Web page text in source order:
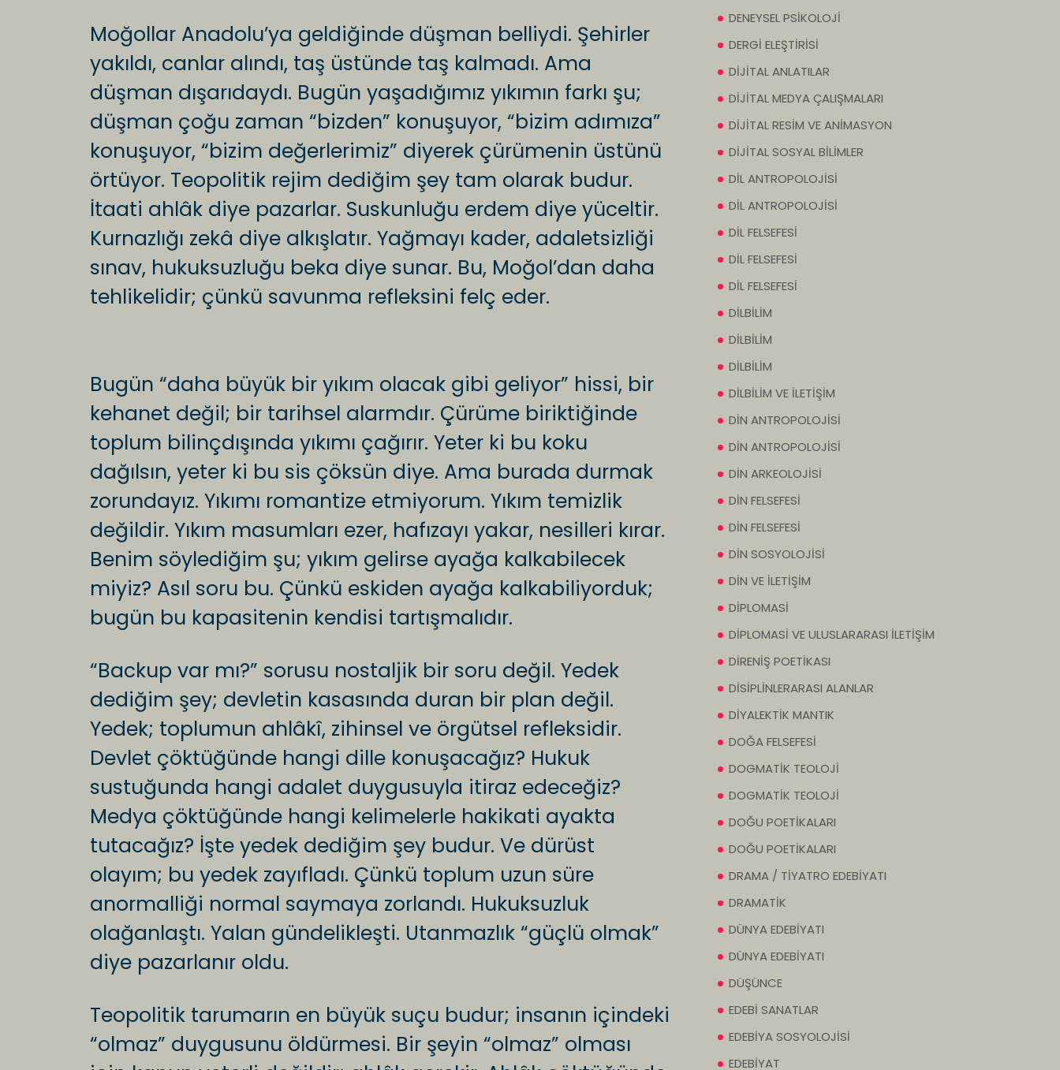
Moğollar Anadolu’ya geldiğinde düşman belliydi. Şehirler
yakıldı, canlar alındı, taş üstünde taş kalmadı. Ama
düşman dışarıdaydı. Bugün yaşadığımız yıkımın farkı şu;
düşman çoğu zaman “bizden” konuşuyor, “bizim adımıza”
konuşuyor, “bizim değerlerimiz” diyerek çürümenin üstünü
örtüyor. Teopolitik rejim dediğim şey tam olarak budur.
İtaati ahlâk diye pazarlar. Suskunluğu erdem diye yüceltir.
Kurnazlığı zekâ diye alkışlatır. Yağmayı kader, adaletsizliği
sınav, hukuksuzluğu beka diye sunar. Bu, Moğol’dan daha
tehlikelidir; çünkü savunma refleksini felç eder.
Bugün “daha büyük bir yıkım olacak gibi geliyor” hissi, bir
kehanet değil; bir tarihsel alarmdır. Çürüme biriktiğinde
toplum bilinçdışında yıkımı çağırır. Yeter ki bu koku
dağılsın, yeter ki bu sis çöksün diye. Ama burada durmak
zorundayız. Yıkımı romantize etmiyorum. Yıkım temizlik
değildir. Yıkım masumları ezer, hafızayı yakar, nesilleri kırar.
Benim söylediğim şu; yıkım gelirse ayağa kalkabilecek
miyiz? Asıl soru bu. Çünkü eskiden ayağa kalkabiliyorduk;
bugün bu kapasitenin kendisi tartışmalıdır.
“Backup var mı?” sorusu nostaljik bir soru değil. Yedek
dediğim şey; devletin kasasında duran bir plan değil.
Yedek; toplumun ahlâkî, zihinsel ve örgütsel refleksidir.
Devlet çöktüğünde hangi dille konuşacağız? Hukuk
sustuğunda hangi adalet duygusuyla itiraz edeceğiz?
Medya çöktüğünde hangi kelimelerle hakikati ayakta
tutacağız? İşte yedek dediğim şey budur. Ve dürüst
olayım; bu yedek zayıfladı. Çünkü toplum uzun süre
anormalliği normal saymaya zorlandı. Hukuksuzluk
olağanlaştı. Yalan gündelikleşti. Utanmazlık “güçlü olmak”
diye pazarlanır oldu.
Teopolitik tarumarın en büyük suçu budur; insanın içindeki
“olmaz” duygusunu öldürmesi. Bir şeyin “olmaz” olması
DENEYSEL PSİKOLOJİ
DERGİ ELEŞTİRİSİ
DİJİTAL ANLATILAR
DİJİTAL MEDYA ÇALIŞMALARI
DİJİTAL RESİM VE ANİMASYON
DİJİTAL SOSYAL BİLİMLER
DİL ANTROPOLOJİSİ
DİL ANTROPOLOJİSİ
DİL FELSEFESİ
DİL FELSEFESİ
DİL FELSEFESİ
DİLBİLİM
DİLBİLİM
DİLBİLİM
DİLBİLİM VE İLETİŞİM
DİN ANTROPOLOJİSİ
DİN ANTROPOLOJİSİ
DİN ARKEOLOJİSİ
DİN FELSEFESİ
DİN FELSEFESİ
DİN SOSYOLOJİSİ
DİN VE İLETİŞİM
DİPLOMASİ
DİPLOMASİ VE ULUSLARARASI İLETİŞİM
DİRENİŞ POETİKASI
DİSİPLİNLERARASI ALANLAR
DİYALEKTİK MANTIK
DOĞA FELSEFESİ
DOGMATİK TEOLOJİ
DOGMATİK TEOLOJİ
DOĞU POETİKALARI
DOĞU POETİKALARI
DRAMA / TİYATRO EDEBİYATI
DRAMATİK
DÜNYA EDEBİYATI
DÜNYA EDEBİYATI
DÜŞÜNCE
EDEBİ SANATLAR
EDEBİYA SOSYOLOJİSİ
EDEBİYAT